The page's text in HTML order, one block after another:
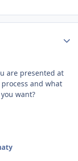
are presented at
and what
want?